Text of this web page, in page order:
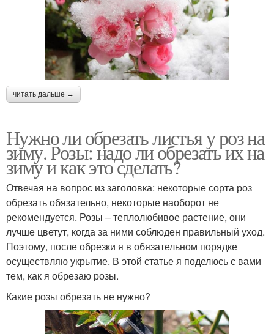
читать дальше →
Нужно ли обрезать листья у роз на
зиму. Розы: надо ли обрезать их на
зиму и как это сделать?
Отвечая на вопрос из заголовка: некоторые сорта роз
обрезать обязательно, некоторые наоборот не
рекомендуется. Розы – теплолюбивое растение, они
лучше цветут, когда за ними соблюден правильный уход.
Поэтому, после обрезки я в обязательном порядке
осуществляю укрытие. В этой статье я поделюсь с вами
тем, как я обрезаю розы.
Какие розы обрезать не нужно?